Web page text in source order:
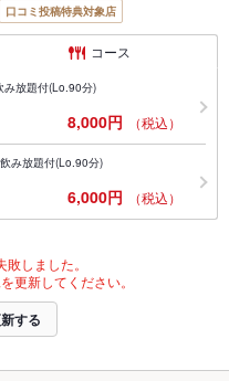
口コミ投稿特典対象店
コース
み放題付(Lo.90分)
8,000円 （税込）
み放題付(Lo.90分)
6,000円 （税込）
しました。
更新してください。
する